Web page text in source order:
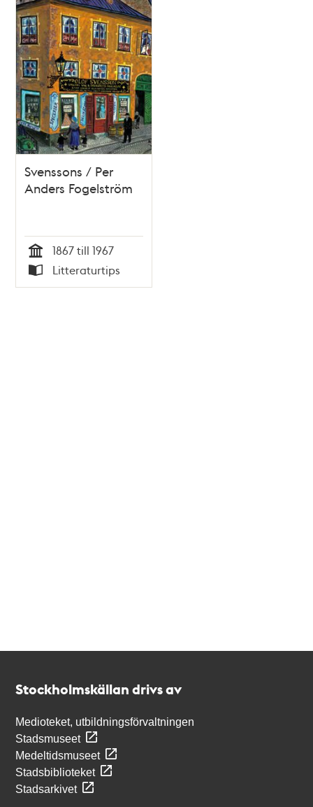
Svenssons / Per
Anders Fogelström
Tid
1867 till 1967
Typ
Litteraturtips
Stockholmskällan drivs av
Medioteket, utbildningsförvaltningen
Stadsmuseet
Medeltidsmuseet
Stadsbiblioteket
Stadsarkivet